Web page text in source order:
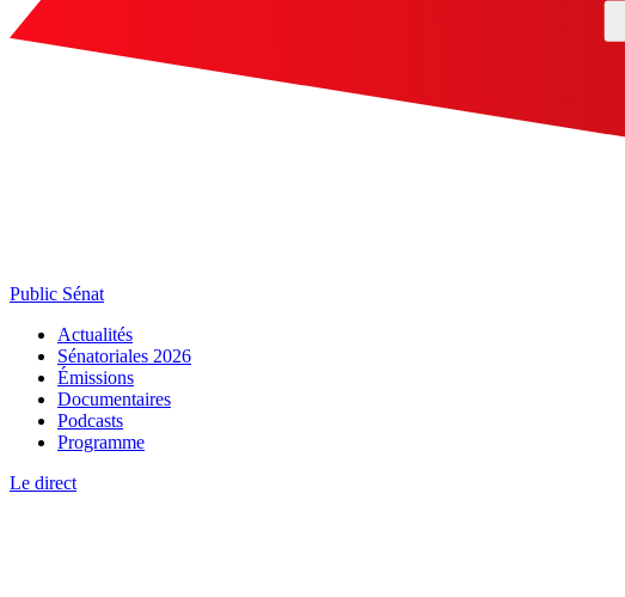
Public Sénat
Actualités
Sénatoriales 2026
Émissions
Documentaires
Podcasts
Programme
Le direct